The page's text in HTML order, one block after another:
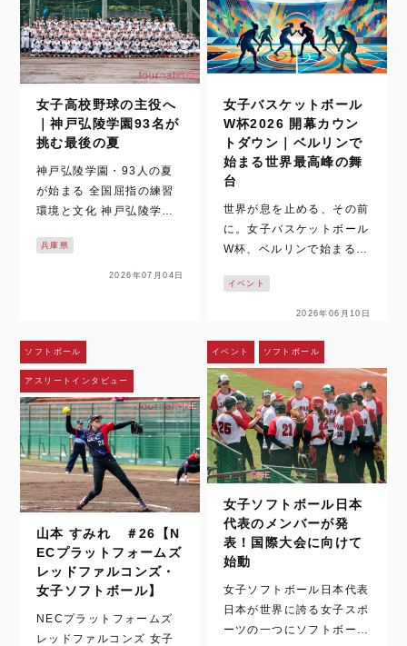
女子高校野球の主役へ
｜神戸弘陵学園93名が
挑む最後の夏
神戸弘陵学園・93人の夏
が始まる 全国屈指の練習
環境と文化 神戸弘陵学園
立ち続ける名門だ。 その9
3名が迎える最後の夏を追
ディション。しかし、神戸
弘陵学園の…
兵庫県
2026年07月04日
女子バスケットボール
W杯2026 開幕カウン
トダウン｜ベルリンで
始まる世界最高峰の舞
台
世界が息を止める、その前
に。女子バスケットボール
W杯、ベルリンで始まる時
ケットボールの試合映像
は、テレビや配信、SNS
た。ハイライトや切り取ら
れた一瞬を、何度でも目に
することができる。さら
に、時差のある国か…
イベント
2026年06月10日
ソフトボール
アスリートインタビュー
山本 すみれ ＃26【N
ECプラットフォームズ
レッドファルコンズ・
女子ソフトボール】
NECプラットフォームズ
レッドファルコンズ 女子
イベント ソフトボール
女子ソフトボール日本
代表のメンバーが発
表！国際大会に向けて
始動
女子ソフトボール日本代表
日本が世界に誇る女子スポ
ーツの一つにソフトボール